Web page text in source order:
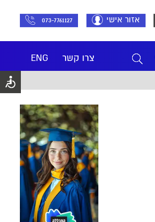
אזור אישי 073-7761127
ENG צרו קשר